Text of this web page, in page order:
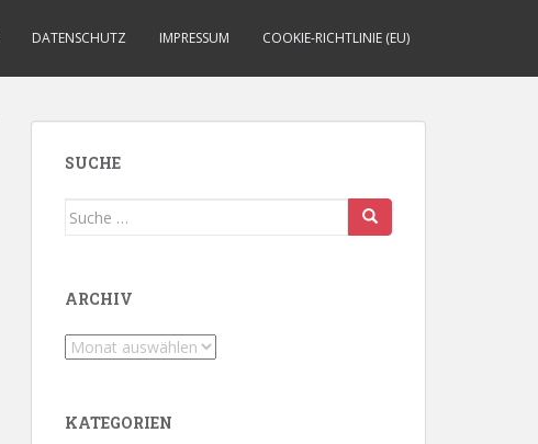
DATENSCHUTZ IMPRESSUM COOKIE-RICHTLINIE (EU)
SUCHE
Suche
ARCHIV
Archiv
KATEGORIEN